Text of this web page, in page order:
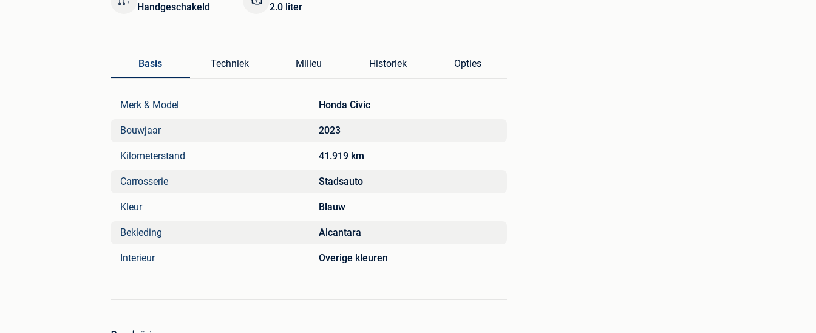
Handgeschakeld 2.0 liter
Basis Techniek Milieu Historiek Opties
Merk & Model Honda Civic
Bouwjaar 2023
Kilometerstand 41.919 km
Carrosserie Stadsauto
Kleur Blauw
Bekleding Alcantara
Interieur Overige kleuren